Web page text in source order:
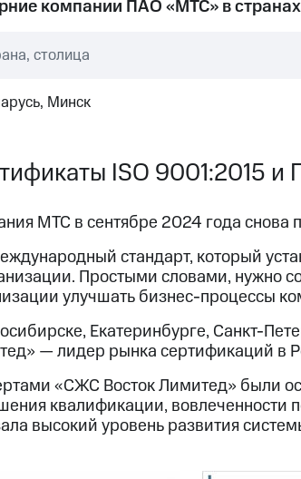
компании ПАО «МТС» в
столица
Минск
ISO 9001:2015
МТС в сентябре 2024 года снова
стандарт, который
Простыми словами, нужно
улучшать бизнес-процессы
Екатеринбурге, Санкт-
— лидер рынка сертификаций в
«СЖС Восток Лимитед» были
квалификации, вовлеченности
высокий уровень развития